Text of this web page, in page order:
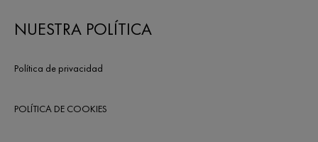
NUESTRA POLÍTICA
Política de privacidad
POLÍTICA DE COOKIES